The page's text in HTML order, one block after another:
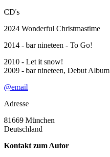
CD's
2024 Wonderful Christmastime
2014 - bar nineteen - To Go!
2010 - Let it snow!
2009 - bar nineteen, Debut Album
@email
Adresse
81669 München
Deutschland
Kontakt zum Autor